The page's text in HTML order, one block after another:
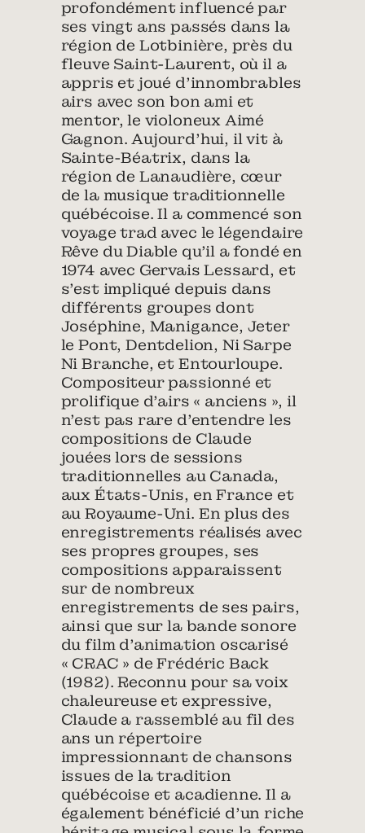
profondément influencé par
ses vingt ans passés dans la
région de Lotbinière, près du
fleuve Saint-Laurent, où il a
appris et joué d’innombrables
airs avec son bon ami et
mentor, le violoneux Aimé
Gagnon. Aujourd’hui, il vit à
Sainte-Béatrix, dans la
région de Lanaudière, cœur
de la musique traditionnelle
québécoise. Il a commencé son
voyage trad avec le légendaire
Rêve du Diable qu’il a fondé en
1974 avec Gervais Lessard, et
s’est impliqué depuis dans
différents groupes dont
Joséphine, Manigance, Jeter
le Pont, Dentdelion, Ni Sarpe
Ni Branche, et Entourloupe.
Compositeur passionné et
prolifique d’airs « anciens », il
n’est pas rare d’entendre les
compositions de Claude
jouées lors de sessions
traditionnelles au Canada,
aux États-Unis, en France et
au Royaume-Uni. En plus des
enregistrements réalisés avec
ses propres groupes, ses
compositions apparaissent
sur de nombreux
enregistrements de ses pairs,
ainsi que sur la bande sonore
du film d’animation oscarisé
« CRAC » de Frédéric Back
(1982). Reconnu pour sa voix
chaleureuse et expressive,
Claude a rassemblé au fil des
ans un répertoire
impressionnant de chansons
issues de la tradition
québécoise et acadienne. Il a
également bénéficié d’un riche